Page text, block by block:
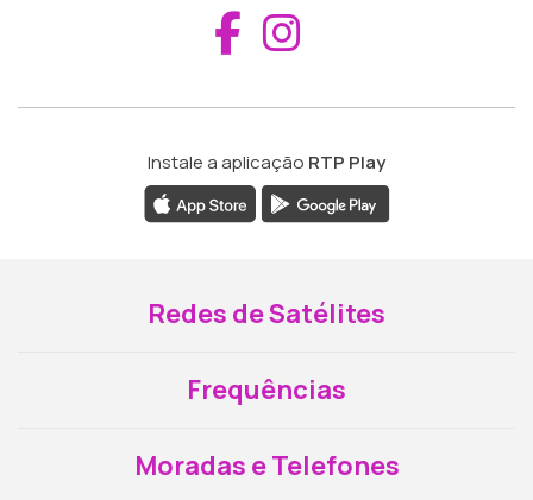
Aceder ao
Instale a aplicação RTP Play
Redes de Satélites
Frequências
Moradas e Telefones